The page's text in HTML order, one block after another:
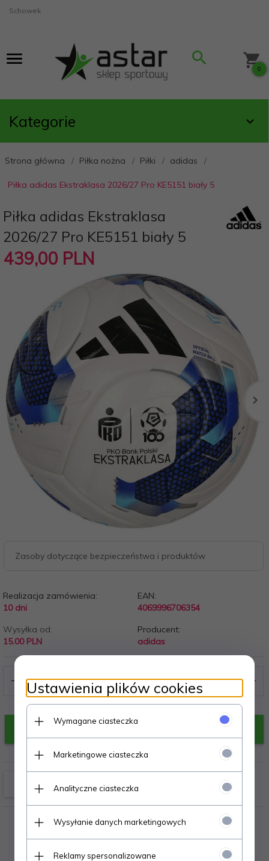
Schowek
0
Kategorie
Strona główna Piłka nożna Piłki adidas
Piłka adidas Ekstraklasa 2026/27 Pro KE5151 biały 5
Piłka adidas Ekstraklasa
2026/27 Pro KE5151 biały 5
439,00 PLN
Zasoby dotyczące bezpieczeństwa i produktów
Realizacja zamówienia:
10 dni
EAN:
4069996706354
Wysyłka od:
15.00 PLN
Producent:
adidas
Ustawienia plików cookies
Wymagane ciasteczka
Marketingowe ciasteczka
Analityczne ciasteczka
Wysyłanie danych marketingowych
Reklamy spersonalizowane